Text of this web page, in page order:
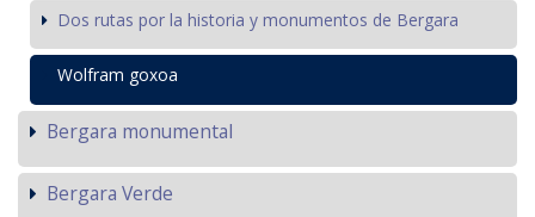
Dos rutas por la historia y monumentos de Bergara
Wolfram goxoa
Bergara monumental
Bergara Verde